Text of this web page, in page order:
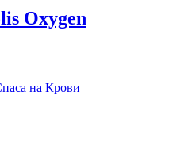
Oxygen